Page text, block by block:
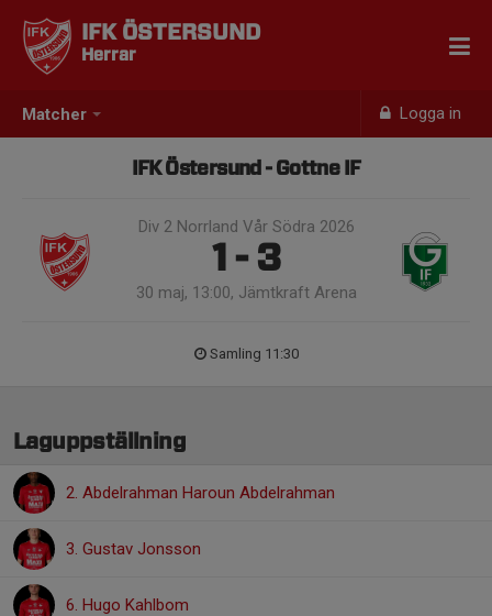
Matcher Logga in
IFK ÖSTERSUND
Herrar
IFK Östersund - Gottne IF
Div 2 Norrland Vår Södra 2026
1 - 3
30 maj, 13:00, Jämtkraft Arena
Samling 11:30
Laguppställning
2. Abdelrahman Haroun Abdelrahman
3. Gustav Jonsson
6. Hugo Kahlbom